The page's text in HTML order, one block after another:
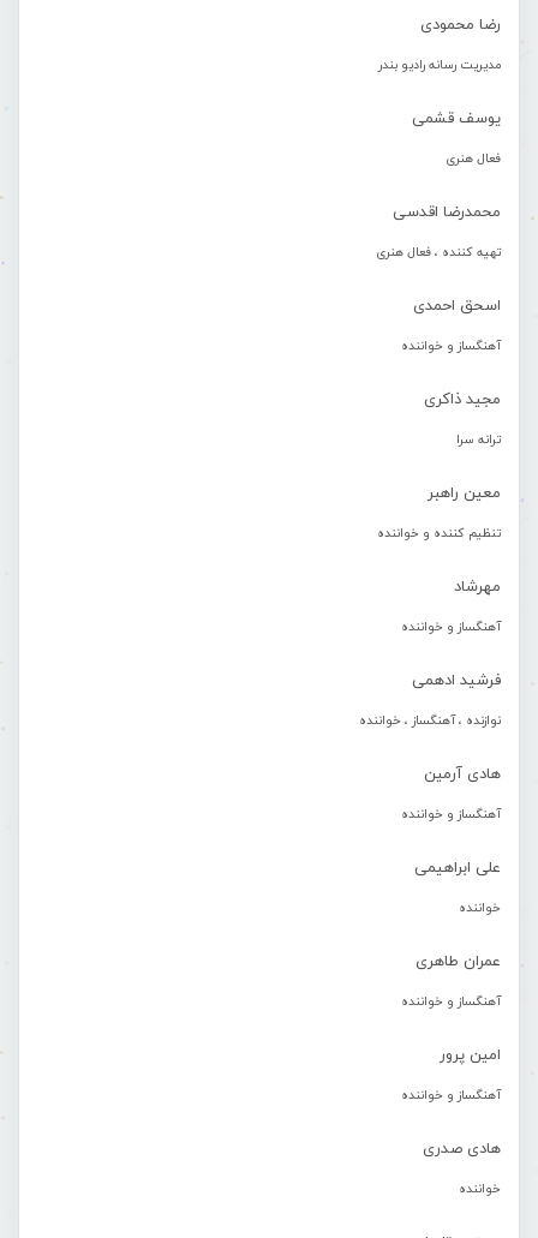
رضا محمودی
مدیریت رسانه رادیو بندر
یوسف قشمی
فعال هنری
محمدرضا اقدسی
تهیه کننده ، فعال هنری
اسحق احمدی
آهنگساز و خواننده
مجید ذاکری
ترانه سرا
معین راهبر
تنظیم کننده و خواننده
مهرشاد
آهنگساز و خواننده
فرشید ادهمی
نوازنده ، آهنگساز ، خواننده
هادی آرمین
آهنگساز و خواننده
علی ابراهیمی
خواننده
عمران طاهری
آهنگساز و خواننده
امین پرور
آهنگساز و خواننده
هادی صدری
خواننده